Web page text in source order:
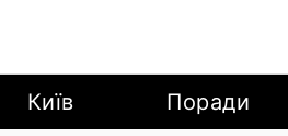
Київ Поради